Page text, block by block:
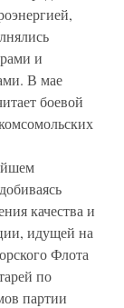
и
В мае
боевой
качества и
идущей на
Флота
по
партии